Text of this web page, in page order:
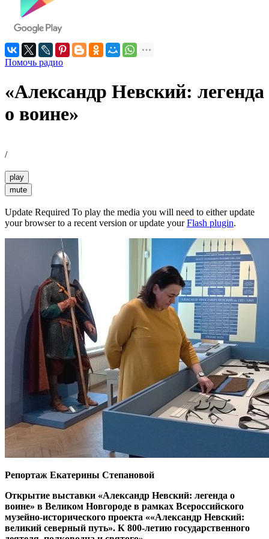
Помочь радио
«Александр Невский: легенда
о воине»
/
play
mute
Update Required To play the media you will need to either update
your browser to a recent version or update yourFlash plugin.
Репортаж Екатерины Степановой
Открытие выставки «Александр Невский: легенда о
воине» в Великом Новгороде в рамках Всероссийского
музейно-исторического проекта ««Александр Невский:
великий северный путь». К 800-летию государственного